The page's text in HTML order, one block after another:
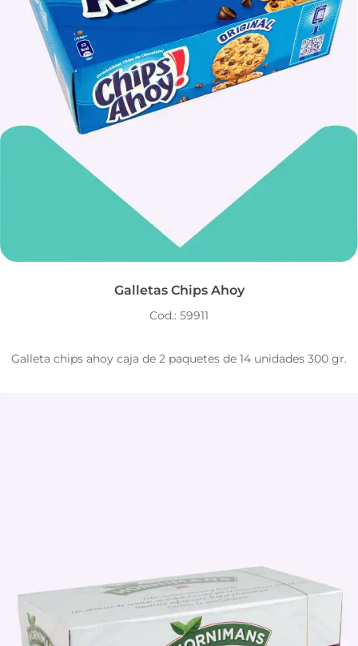
Galletas Chips Ahoy
Cod.: 59911
Galleta chips ahoy caja de 2 paquetes de 14 unidades 300 gr.